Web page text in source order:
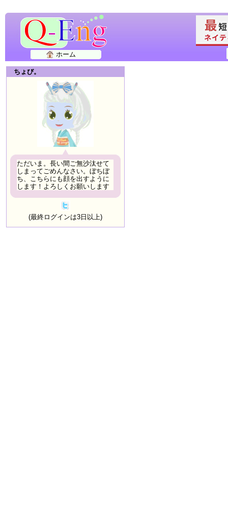
ホーム
ちょび。
ただいま。長い間ご無沙汰せて
しまってごめんなさい。ぼちぼ
ち、こちらにも顔を出すように
します！よろしくお願いします
(最終ログインは3日以上)